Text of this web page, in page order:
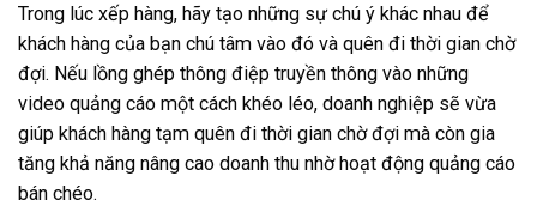
Trong lúc xếp hàng, hãy tạo những sự chú ý khác nhau để
khách hàng của bạn chú tâm vào đó và quên đi thời gian chờ
đợi. Nếu lồng ghép thông điệp truyền thông vào những
video quảng cáo một cách khéo léo, doanh nghiệp sẽ vừa
giúp khách hàng tạm quên đi thời gian chờ đợi mà còn gia
tăng khả năng nâng cao doanh thu nhờ hoạt động quảng cáo
bán chéo.